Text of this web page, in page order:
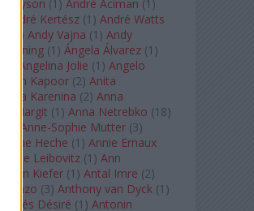
Tyson (1 ) André Aciman (1 )
André Kertész (1 ) André Watts
) Andy Vajna (1 ) Andy
Bening (1 ) Ángela Álvarez (1 )
Angelina Jolie (1 ) Angelo
Anish Kapoor (2) Anita
Anna Karenina (2) Anna
Margit (1 ) Anna Netrebko (18)
Anne-Sophie Mutter (3)
Anne Heche (1 ) Annie Ernaux
Annie Leibovitz (1 ) Ann
Kiefer (1 ) Antal Imre (2)
(3) Anthony van Dyck (1 )
és Désiré (1 ) Antonin